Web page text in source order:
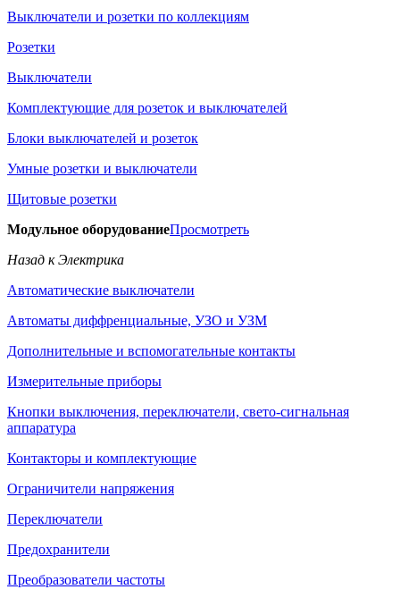
Выключатели и розетки по коллекциям
Розетки
Выключатели
Комплектующие для розеток и выключателей
Блоки выключателей и розеток
Умные розетки и выключатели
Щитовые розетки
Модульное оборудованиеПросмотреть
Назад к Электрика
Автоматические выключатели
Автоматы диффренциальные, УЗО и УЗМ
Дополнительные и вспомогательные контакты
Измерительные приборы
Кнопки выключения, переключатели, свето-сигнальная
аппаратура
Контакторы и комплектующие
Ограничители напряжения
Переключатели
Предохранители
Преобразователи частоты